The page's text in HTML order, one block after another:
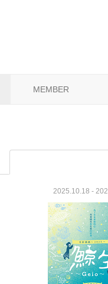
MEMBER
2025.10.18 -